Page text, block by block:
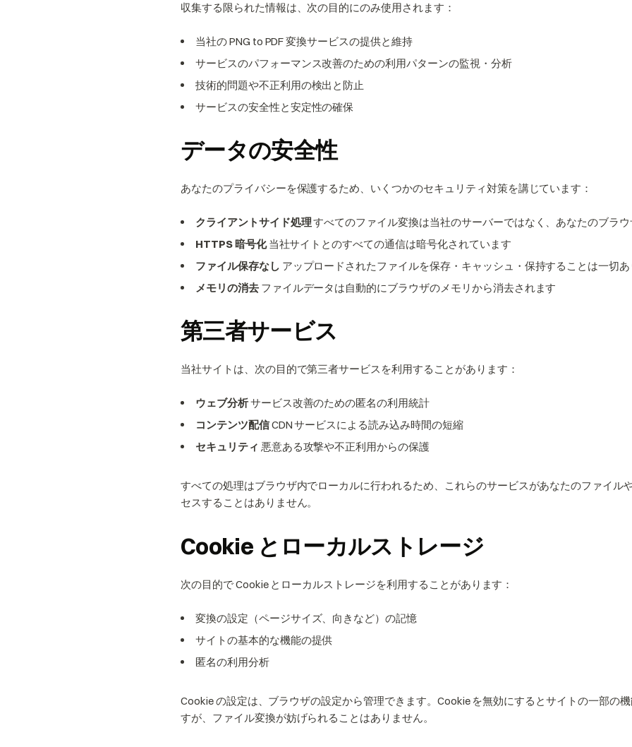
収集する限られた情報は、次の目的にのみ使用されます：
当社の PNG to PDF 変換サービスの提供と維持
サービスのパフォーマンス改善のための利用パターンの監視・分析
技術的問題や不正利用の検出と防止
サービスの安全性と安定性の確保
データの安全性
あなたのプライバシーを保護するため、いくつかのセキュリティ対策を講じています：
クライアントサイド処理すべてのファイル変換は当社のサーバーではなく、あなたのブラ
HTTPS 暗号化 当社サイトとのすべての通信は暗号化されています
ファイル保存なし アップロードされたファイルを保存・キャッシュ・保持することは一切
メモリの消去 ファイルデータは自動的にブラウザのメモリから消去されます
第三者サービス
当社サイトは、次の目的で第三者サービスを利用することがあります：
ウェブ分析サービス改善のための匿名の利用統計
コンテンツ配信CDN サービスによる読み込み時間の短縮
セキュリティ 悪意ある攻撃や不正利用からの保護
すべての処理はブラウザ内でローカルに行われるため、これらのサービスがあなたのファイル
セスすることはありません。
Cookie とローカルストレージ
次の目的で Cookie とローカルストレージを利用することがあります：
変換の設定（ページサイズ、向きなど）の記憶
サイトの基本的な機能の提供
匿名の利用分析
Cookie の設定は、ブラウザの設定から管理できます。Cookie を無効にするとサイトの一部の
すが、ファイル変換が妨げられることはありません。